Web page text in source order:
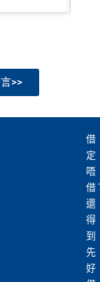
>>
借
定
唔
借
還
得
到
先
好